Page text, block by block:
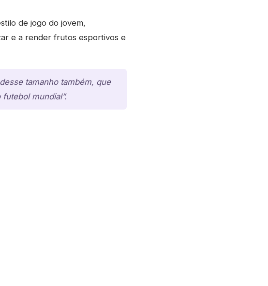
de jogo do jovem,
e a render frutos esportivos e
tamanho também, que
mundial”.